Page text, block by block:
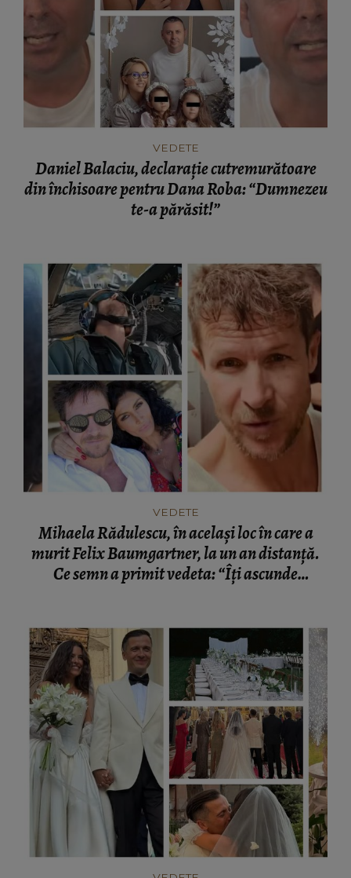
VEDETE
Daniel Balaciu, declarație cutremurătoare
din închisoare pentru Dana Roba: “Dumnezeu
te-a părăsit!”
VEDETE
Mihaela Rădulescu, în același loc în care a
murit Felix Baumgartner, la un an distanță.
Ce semn a primit vedeta: “Îți ascunde